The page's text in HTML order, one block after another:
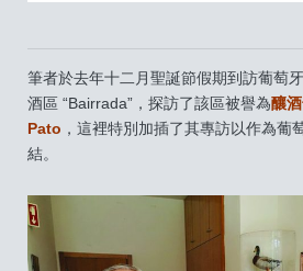
筆者於去年十二月聖誕節假期到訪葡萄
酒區 “Bairrada”，探訪了該區被譽為釀
Pato ，這裡特別加插了其專訪以作為葡
結。